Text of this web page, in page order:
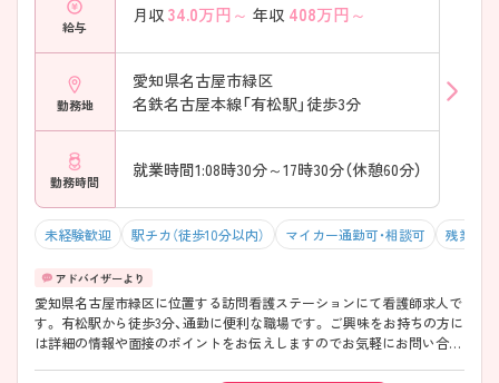
給与
月収 34.0万円～ 年収 408万円～
勤務地
愛知県名古屋市緑区
名鉄名古屋本線「有松駅」徒歩3分
勤務時間
就業時間1:08時30分～17時30分（休憩60分）
未経験歓迎 駅チカ（徒歩10分以内） マイカー通勤可・相談可 残業10h
愛知県名古屋市緑区に位置する訪問看護ステーションにて看護師求人で
す。 有松駅から徒歩3分、通勤に便利な職場です。 ご興味をお持ちの方に
は詳細の情報や面接のポイントをお伝えしますのでお気軽にお問い合わ